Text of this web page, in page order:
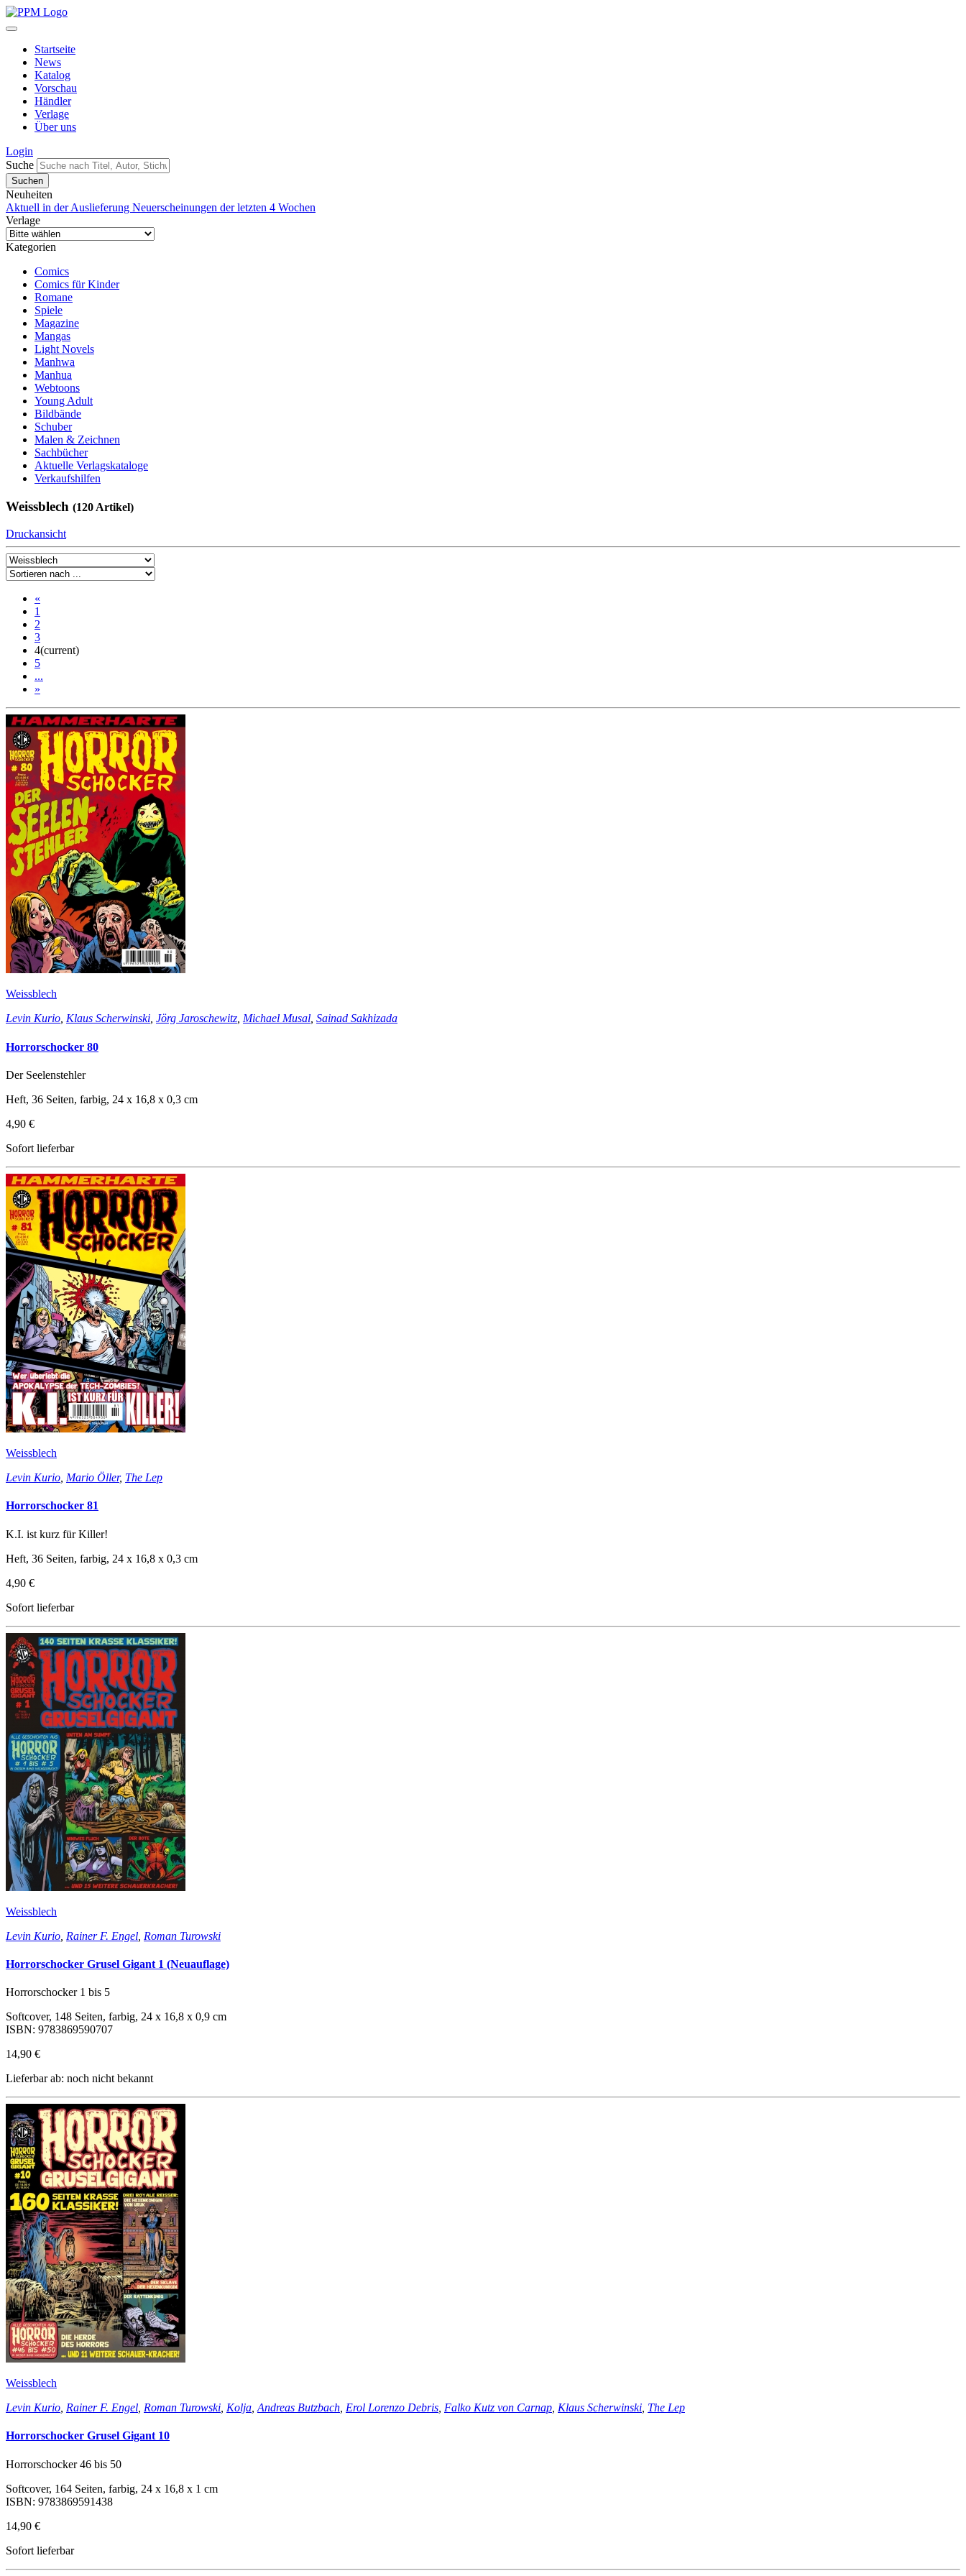
Startseite
News
Katalog
Vorschau
Händler
Verlage
Über uns
Login
Suche
Neuheiten
Aktuell in der Auslieferung Neuerscheinungen der letzten 4 Wochen
Verlage
Kategorien
Comics
Comics für Kinder
Romane
Spiele
Magazine
Mangas
Light Novels
Manhwa
Manhua
Webtoons
Young Adult
Bildbände
Schuber
Malen & Zeichnen
Sachbücher
Aktuelle Verlagskataloge
Verkaufshilfen
Weissblech (120 Artikel)
Druckansicht
«
1
2
3
4(current)
5
...
»
Weissblech
Levin Kurio, Klaus Scherwinski, Jörg Jaroschewitz, Michael Musal, Sainad Sakhizada
Horrorschocker 80
Der Seelenstehler
Heft, 36 Seiten, farbig, 24 x 16,8 x 0,3 cm
4,90 €
Sofort lieferbar
Weissblech
Levin Kurio Mario Öller, The Lep
Horrorschocker 81
K.I. ist kurz für Killer!
Heft, 36 Seiten, farbig, 24 x 16,8 x 0,3 cm
4,90 €
Sofort lieferbar
Weissblech
Levin Kurio Rainer F. Engel Roman Turowski
Horrorschocker Grusel Gigant 1 (Neuauflage)
Horrorschocker 1 bis 5
Softcover, 148 Seiten, farbig, 24 x 16,8 x 0,9 cm
ISBN: 9783869590707
14,90 €
Lieferbar ab: noch nicht bekannt
Weissblech
Levin Kurio Rainer F. Engel Roman Turowski Kolja Andreas Butzbach Erol Lorenzo Debris Falko Kutz von Carnap Klaus Scherwinski The Lep
Horrorschocker Grusel Gigant 10
Horrorschocker 46 bis 50
Softcover, 164 Seiten, farbig, 24 x 16,8 x 1 cm
ISBN: 9783869591438
14,90 €
Sofort lieferbar